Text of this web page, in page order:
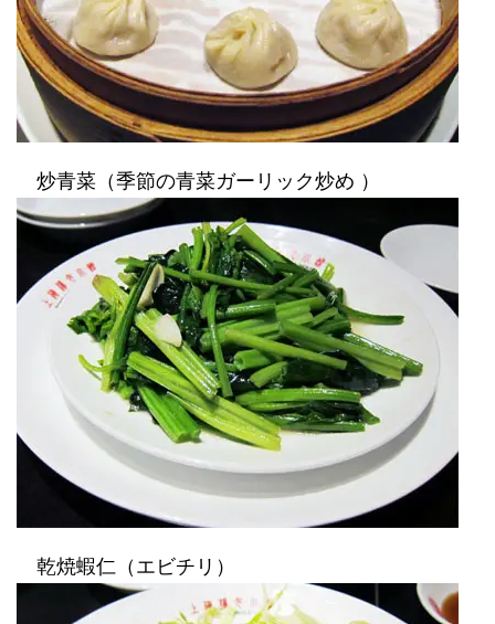
炒青菜（季節の青菜ガーリック炒め ）
乾焼蝦仁（エビチリ）